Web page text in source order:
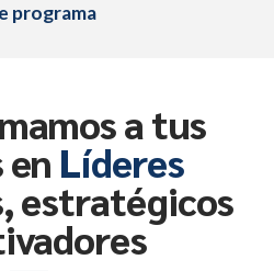
programa
a tus
en Líderes
estratégicos